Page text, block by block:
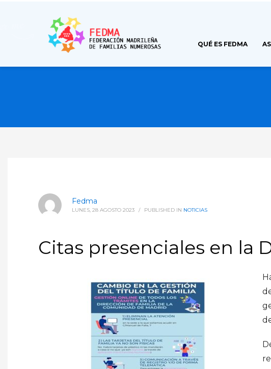
QUÉ ES FEDMA
Fedma
LUNES, 28 AGOSTO 2023 / PUBLISHED IN NOTICIAS
Citas presenciales en la